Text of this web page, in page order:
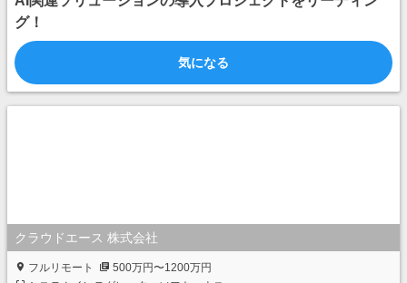
グ！
気になる
クラウドエース 株式会社
フルリモート
500万円〜1200万円